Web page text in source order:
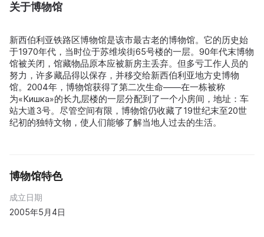
关于博物馆
新西伯利亚铁路区博物馆是该市最古老的博物馆。它的历史始
于1970年代，当时位于苏维埃街65号楼的一层。90年代末博物
馆被关闭，馆藏物品原本应被新房主丢弃。但多亏工作人员的
努力，许多藏品得以保存，并移交给新西伯利亚地方史博物
馆。2004年，博物馆获得了第二次生命——在一栋被称
为«Кишка»的长九层楼的一层分配到了一个小房间，地址：车
站大道3号。尽管空间有限，博物馆仍收藏了19世纪末至20世
纪初的独特文物，使人们能够了解当地人过去的生活。
博物馆特色
成立日期
2005年5月4日